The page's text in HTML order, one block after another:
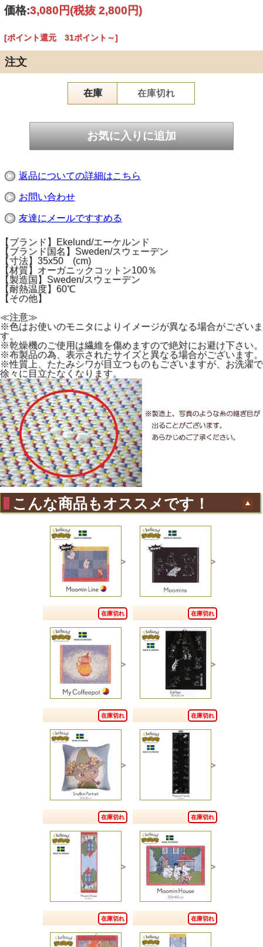
価格:3,080円(税抜 2,800円)
[ポイント還元 31ポイント～]
注文
在庫 在庫切れ
返品についての詳細はこちら
お問い合わせ
友達にメールですすめる
【ブランド】Ekelund/エーケルンド
【ブランド国名】Sweden/スウェーデン
【寸法】35x50 (cm)
【材質】オーガニックコットン100％
【製造国】Sweden/スウェーデン
【耐熱温度】60℃
【その他】
≪注意≫
※色はお使いのモニタによりイメージが異なる場合がございま
す。
※乾燥機のご使用は繊維を傷めますので絶対にお避け下さい。
※布製品の為、表示されたサイズと異なる場合がございます。
※性質上、たたみシワが目立つものもございますが、お洗濯で
徐々に目立たなくなります。
こんな商品もオススメです！
在庫切れ 在庫切れ
在庫切れ 在庫切れ
在庫切れ 在庫切れ
在庫切れ 在庫切れ